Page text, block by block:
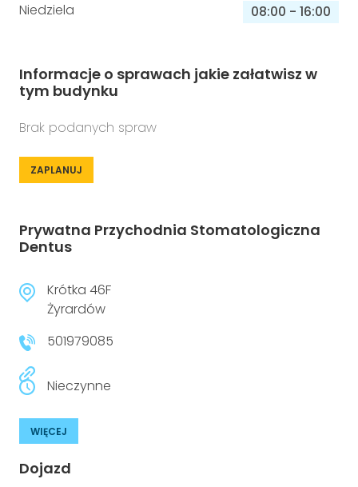
Niedziela
08:00 - 16:00
Informacje o sprawach jakie załatwisz w
tym budynku
Brak podanych spraw
ZAPLANUJ
Prywatna Przychodnia Stomatologiczna
Dentus
Krótka 46F
Żyrardów
501979085
Nieczynne
WIĘCEJ
Dojazd